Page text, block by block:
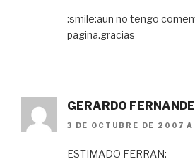
:smile:aun no tengo
pagina.gracias
GERARDO
3 DE OCTUBRE DE 2007
ESTIMADO FERRAN: